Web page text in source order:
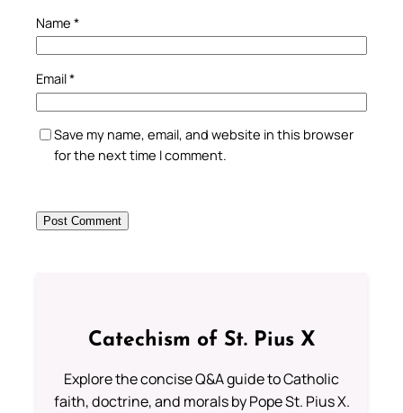
Name *
Email*
Save my name, email, and website in this browser
for the next time I comment.
Catechism of St. Pius X
Explore the concise Q&A guide to Catholic
faith, doctrine, and morals by Pope St. Pius X.